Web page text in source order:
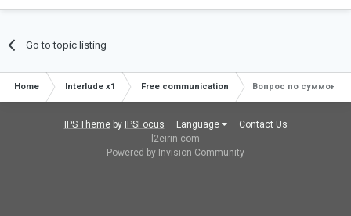
Go to topic listing
Home Interlude x1 Free communication Вопрос по суммонам
IPS Themeby IPSFocus Language
Contact Us
l2eirin.com
Powered by Invision Community